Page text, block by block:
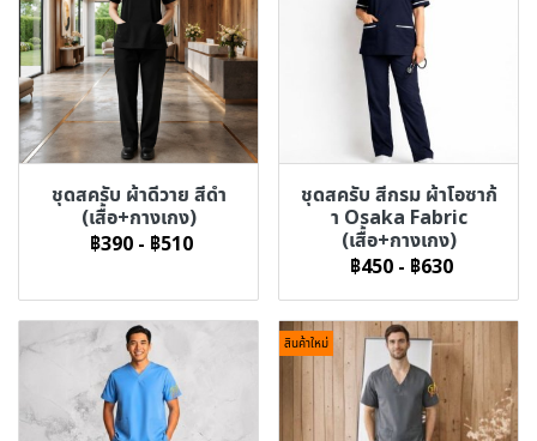
ชุดสครับ ผ้าดีวาย สีดำ
(เสื้อ+กางเกง)
฿390 - ฿510
ชุดสครับ สีกรม ผ้าโอซาก้
า Osaka Fabric
(เสื้อ+กางเกง)
฿450 - ฿630
สินค้าใหม่